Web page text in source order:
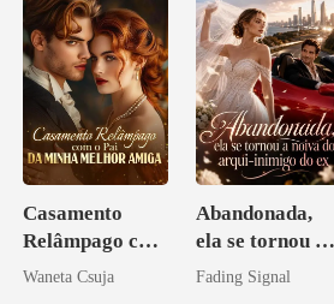
o
Casamento
Relâmpago com
o Pai da Minha
Waneta Csuja
Abandonada,
ela se tornou a
noiva do arqui-
Fading Signal